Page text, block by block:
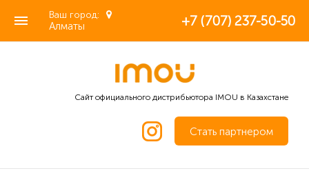
Ваш город:
Алматы +7 (707) 237-50-50
Сайт официального дистрибьютора IMOU в Казахстане
Стать партнером